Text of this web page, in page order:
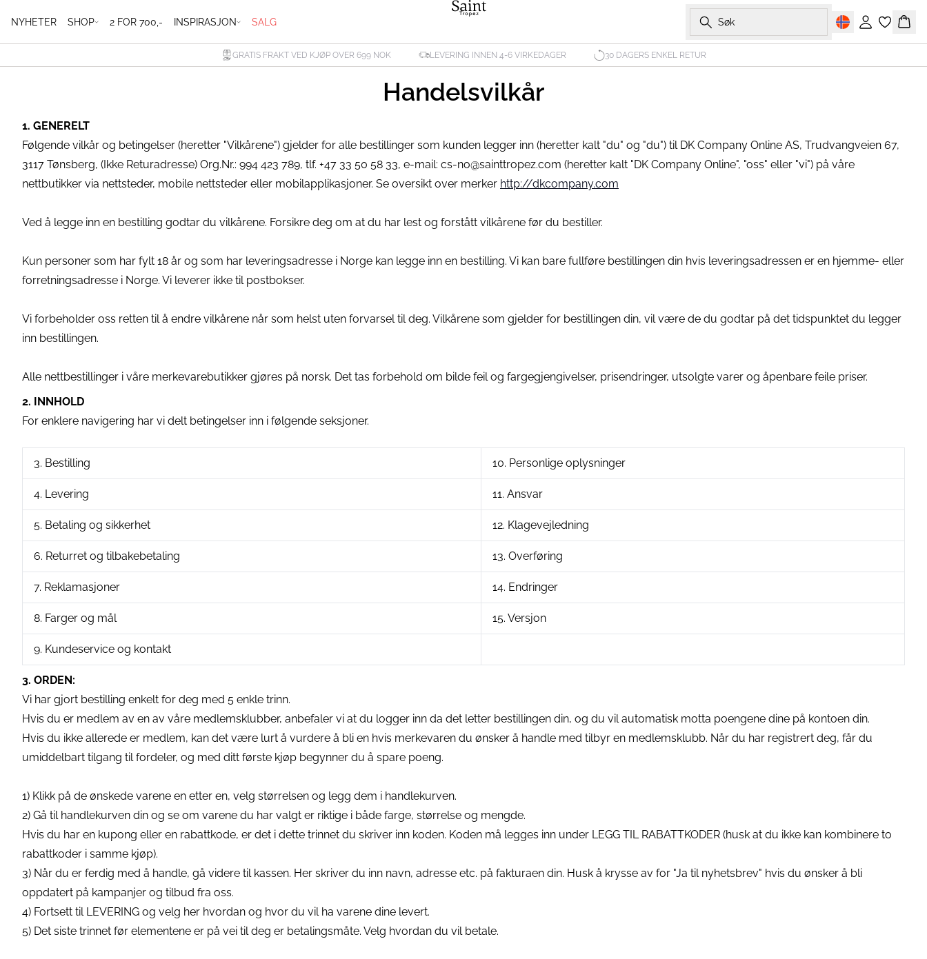
NYHETER SHOP 2 FOR 700,- INSPIRASJON SALG Søk
Logg inn
GRATIS FRAKT VED KJØP OVER 699 NOK LEVERING INNEN 4-6 VIRKEDAGER 30 DAGERS ENKEL RETUR
Handelsvilkår
1. GENERELT
Følgende vilkår og betingelser (heretter "Vilkårene") gjelder for alle bestillinger som kunden legger inn (heretter kalt "du" og "du") til DK Company Online AS, Trudvangveien 67,
3117 Tønsberg, (Ikke Returadresse) Org.Nr.: 994 423 789, tlf. +47 33 50 58 33, e-mail: cs-no@sainttropez.com (heretter kalt "DK Company Online", "oss" eller "vi") på våre
nettbutikker via nettsteder, mobile nettsteder eller mobilapplikasjoner. Se oversikt over merker http://dkcompany.com
Ved å legge inn en bestilling godtar du vilkårene. Forsikre deg om at du har lest og forstått vilkårene før du bestiller.
Kun personer som har fylt 18 år og som har leveringsadresse i Norge kan legge inn en bestilling. Vi kan bare fullføre bestillingen din hvis leveringsadressen er en hjemme- eller
forretningsadresse i Norge. Vi leverer ikke til postbokser.
Vi forbeholder oss retten til å endre vilkårene når som helst uten forvarsel til deg. Vilkårene som gjelder for bestillingen din, vil være de du godtar på det tidspunktet du legger
inn bestillingen.
Alle nettbestillinger i våre merkevarebutikker gjøres på norsk. Det tas forbehold om bilde feil og fargegjengivelser, prisendringer, utsolgte varer og åpenbare feile priser.
2. INNHOLD
For enklere navigering har vi delt betingelser inn i følgende seksjoner.
3. Bestilling 10. Personlige oplysninger
4. Levering 11. Ansvar
5. Betaling og sikkerhet 12. Klagevejledning
6. Returret og tilbakebetaling 13. Overføring
7. Reklamasjoner 14. Endringer
8. Farger og mål 15. Versjon
9. Kundeservice og kontakt
3. ORDEN:
Vi har gjort bestilling enkelt for deg med 5 enkle trinn.
Hvis du er medlem av en av våre medlemsklubber, anbefaler vi at du logger inn da det letter bestillingen din, og du vil automatisk motta poengene dine på kontoen din.
Hvis du ikke allerede er medlem, kan det være lurt å vurdere å bli en hvis merkevaren du ønsker å handle med tilbyr en medlemsklubb. Når du har registrert deg, får du
umiddelbart tilgang til fordeler, og med ditt første kjøp begynner du å spare poeng.
1) Klikk på de ønskede varene en etter en, velg størrelsen og legg dem i handlekurven.
2) Gå til handlekurven din og se om varene du har valgt er riktige i både farge, størrelse og mengde.
Hvis du har en kupong eller en rabattkode, er det i dette trinnet du skriver inn koden. Koden må legges inn under LEGG TIL RABATTKODER (husk at du ikke kan kombinere to
rabattkoder i samme kjøp).
3) Når du er ferdig med å handle, gå videre til kassen. Her skriver du inn navn, adresse etc. på fakturaen din. Husk å krysse av for "Ja til nyhetsbrev" hvis du ønsker å bli
oppdatert på kampanjer og tilbud fra oss.
4) Fortsett til LEVERING og velg her hvordan og hvor du vil ha varene dine levert.
5) Det siste trinnet før elementene er på vei til deg er betalingsmåte. Velg hvordan du vil betale.